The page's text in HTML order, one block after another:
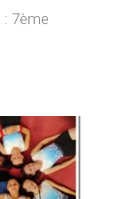
: 7ème